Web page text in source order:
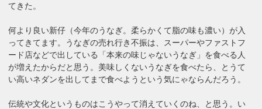
てきた。
何より良い新仔（今年のうなぎ。柔らかくて脂の味も濃い）が入
ってきてます。うなぎの売れ行き不振は、スーパーやファストフ
ード店などで出している「本来の味じゃないうなぎ」を食べる人
が増えたからだと思う。美味しくないうなぎを食べたら、とうて
い高いネダンを出してまで食べようという気にゃならんだろう。
伝統や文化というものはこうやって消えていくのね、と思う。い